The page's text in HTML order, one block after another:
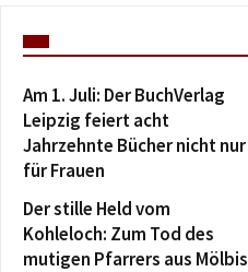
Am 1. Juli: Der BuchVerlag
Leipzig feiert acht
Jahrzehnte Bücher nicht nur
für Frauen
Der stille Held vom
Kohleloch: Zum Tod des
mutigen Pfarrers aus Mölbis